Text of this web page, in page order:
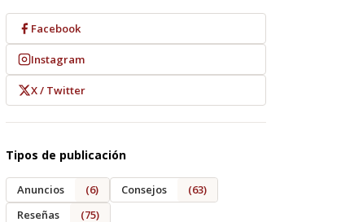
Facebook
Instagram
X / Twitter
Tipos de publicación
Anuncios (6) Consejos
(63)
Reseñas
(75)